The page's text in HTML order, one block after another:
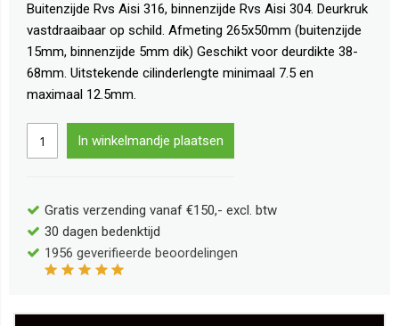
Buitenzijde Rvs Aisi 316, binnenzijde Rvs Aisi 304. Deurkruk
vastdraaibaar op schild. Afmeting 265x50mm (buitenzijde
15mm, binnenzijde 5mm dik) Geschikt voor deurdikte 38-
68mm. Uitstekende cilinderlengte minimaal 7.5 en
maximaal 12.5mm.
In winkelmandje plaatsen
Gratis verzending vanaf €150,- excl. btw
30 dagen bedenktijd
1956 geverifieerde beoordelingen